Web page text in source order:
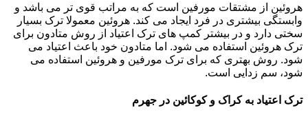
هروئین از مشتقات مورفین است که به مراتب قوی تر می باشد و
وابستگی بیشتری در فرد ایجاد می کند. هروئین معمولا ترک بسیار
سختی دارد و در بیشتر کمپ های ترک اعتیاد از روش متادون برای
ترک هروئین استفاده می شود. اما متادون خود باعث اعتیاد می
شود. روش بهتری که برای ترک مورفین و هروئین استفاده می
شود، سم زدایی است.
ترک اعتیاد به کراک و کوکائین در جهرم